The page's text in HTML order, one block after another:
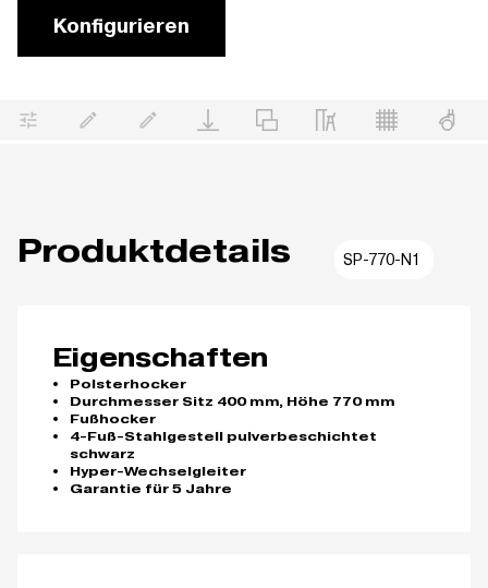
Konfigurieren
Produktdetails SP-770-N1
Eigenschaften
Polsterhocker
Durchmesser Sitz 400 mm, Höhe 770 mm
Fußhocker
4-Fuß-Stahlgestell pulverbeschichtet
schwarz
Hyper-Wechselgleiter
Garantie für 5 Jahre